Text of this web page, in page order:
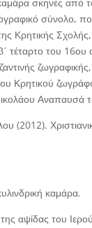
σκηνές από
σύνολο,
Κρητικής
τέταρτο του 16ου
Κρητικού
(2012).
καμάρα.
αψίδας του